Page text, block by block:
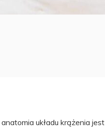
anatomia układu krążenia